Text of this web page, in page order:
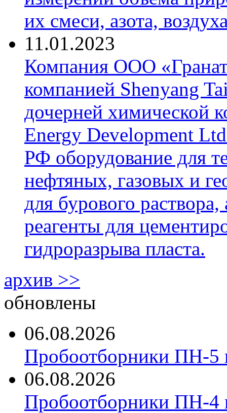
их смеси, азота,
11.01.2023
Компания ООО
компанией Shenyang
дочерней химической
Energy Development
РФ оборудование для
нефтяных, газовых и
для бурового
реагенты для
гидроразрыва пласта.
архив >>
обновлены
06.08.2026
Пробоотборники ПН-
06.08.2026
Пробоотборники ПН-